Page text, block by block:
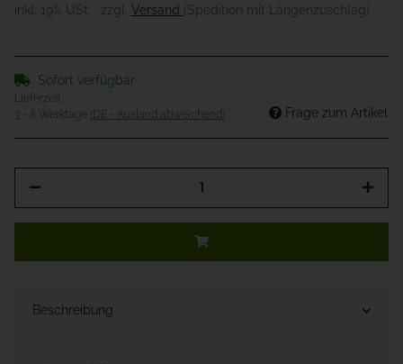
inkl. 19% USt. , zzgl. Versand (Spedition mit Längenzuschlag)
Sofort verfügbar
Lieferzeit:
3 - 8 Werktage
(DE - Ausland abweichend) Frage zum Artikel
Beschreibung